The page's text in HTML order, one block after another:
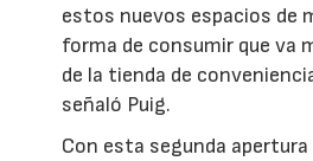
estos nuevos espacios de
forma de consumir que va
de la tienda de
señaló Puig.
Con esta segunda apertura